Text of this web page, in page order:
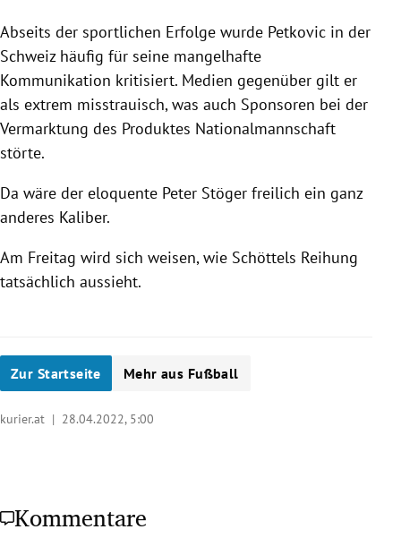
Abseits der sportlichen Erfolge wurde Petkovic in der
Schweiz häufig für seine mangelhafte
Kommunikation kritisiert. Medien gegenüber gilt er
als extrem misstrauisch, was auch Sponsoren bei der
Vermarktung des Produktes Nationalmannschaft
störte.
Da wäre der eloquente Peter Stöger freilich ein ganz
anderes Kaliber.
Am Freitag wird sich weisen, wie Schöttels Reihung
tatsächlich aussieht.
Zur Startseite Mehr aus Fußball
kurier.at | 28.04.2022, 5:00
Kommentare